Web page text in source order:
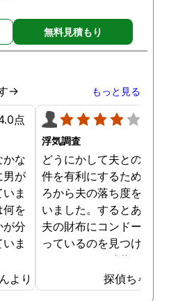
無料見積もり
→ もっと見る
点
かな
男が
ま
何を
が分
ま
で
の存
に依
より
浮気調査
どうにかして夫との離婚
件を有利にするため、日
ろから夫の落ち度を探し
いました。するとある時
夫の財布にコンドームが
っているのを見つけ、不
をしていると確信を持ち
した。探偵事務所で調査
依頼しましたが、その時
探偵ちゃん